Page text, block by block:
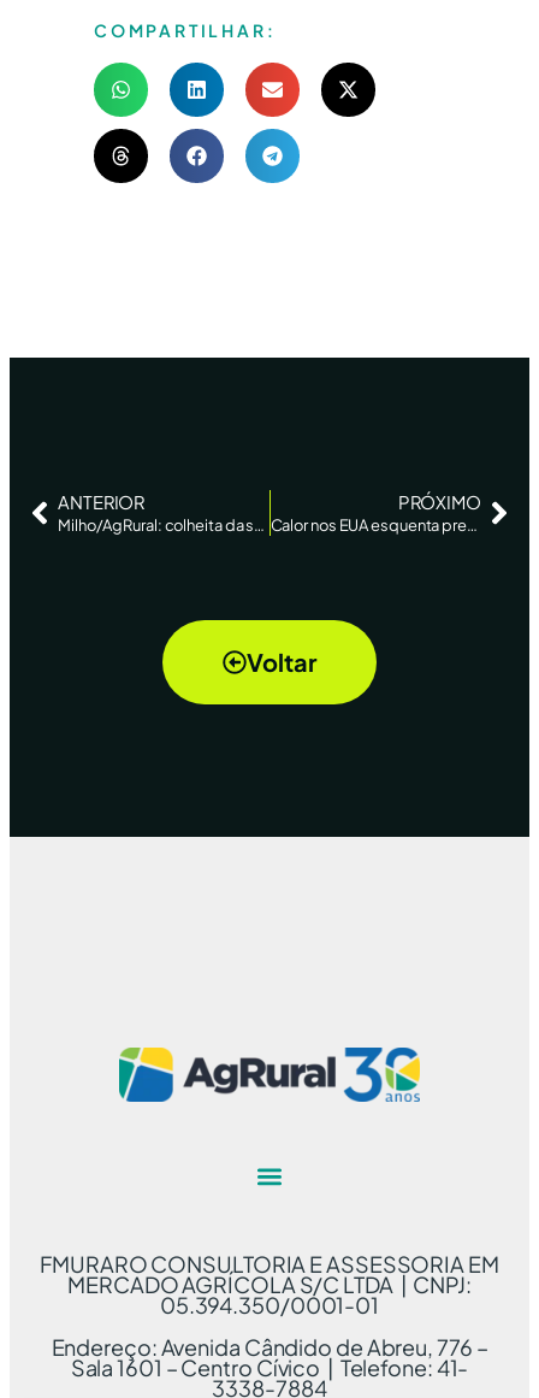
COMPARTILHAR:
ANTERIOR
Milho/AgRural: colheita da safrinha atinge 61,8% da área no centro-sul ante 52,7% há uma semana
PRÓXIMO
Calor nos EUA esquenta preço das commodities agrícolas – Folha de SP
Voltar
FMURARO CONSULTORIA E ASSESSORIA EM
MERCADO AGRÍCOLA S/C LTDA | CNPJ:
05.394.350/0001-01
Endereço: Avenida Cândido de Abreu, 776 –
Sala 1601 – Centro Cívico | Telefone: 41-
3338-7884